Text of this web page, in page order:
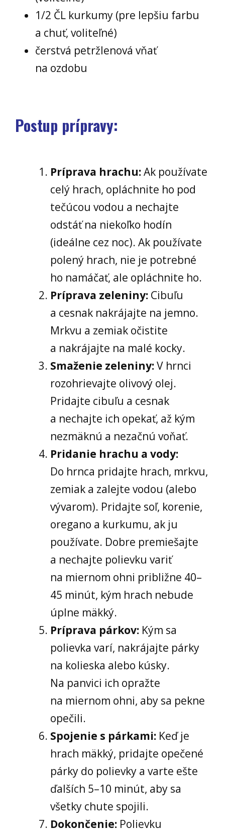
1/2 ČL kurkumy (pre lepšiu farbu
a chuť, voliteľné)
čerstvá petržlenová vňať
na ozdobu
Postup prípravy:
Príprava hrachu:Ak používate
celý hrach, opláchnite ho pod
tečúcou vodou a nechajte
odstáť na niekoľko hodín
(ideálne cez noc). Ak používate
polený hrach, nie je potrebné
ho namáčať, ale opláchnite ho.
Príprava zeleniny:Cibuľu
a cesnak nakrájajte na jemno.
Mrkvu a zemiak očistite
a nakrájajte na malé kocky.
Smaženie zeleniny:V hrnci
rozohrievajte olivový olej.
Pridajte cibuľu a cesnak
a nechajte ich opekať, až kým
nezmäknú a nezačnú voňať.
Pridanie hrachu a vody:
Do hrnca pridajte hrach, mrkvu,
zemiak a zalejte vodou (alebo
vývarom). Pridajte soľ, korenie,
oregano a kurkumu, ak ju
používate. Dobre premiešajte
a nechajte polievku variť
na miernom ohni približne 40–
45 minút, kým hrach nebude
úplne mäkký.
Príprava párkov:Kým sa
polievka varí, nakrájajte párky
na kolieska alebo kúsky.
Na panvici ich opražte
na miernom ohni, aby sa pekne
opečili.
Spojenie s párkami:Keď je
hrach mäkký, pridajte opečené
párky do polievky a varte ešte
ďalších 5–10 minút, aby sa
všetky chute spojili.
Dokončenie:Polievku